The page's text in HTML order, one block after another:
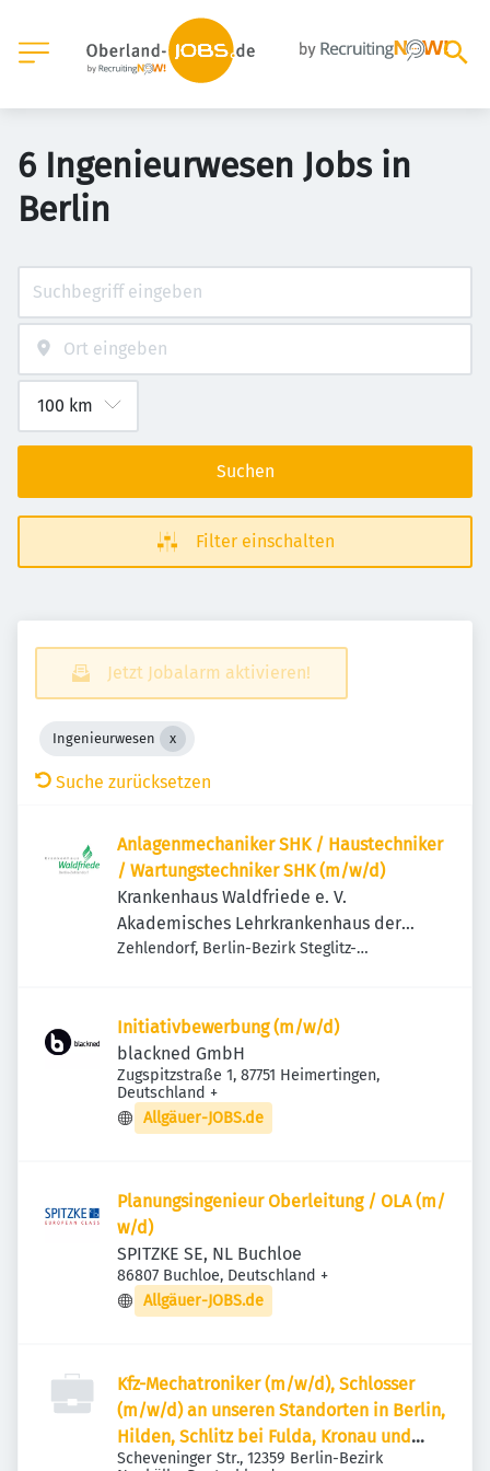
6 Ingenieurwesen Jobs in
Berlin
Suchen
Filter einschalten
Jetzt Jobalarm aktivieren!
Ingenieurwesen
Suche zurücksetzen
Anlagenmechaniker SHK / Haustechniker
/ Wartungstechniker SHK (m/w/d)
Krankenhaus Waldfriede e. V.
Akademisches Lehrkrankenhaus der
Charité
Zehlendorf, Berlin-Bezirk Steglitz-
Initiativbewerbung (m/w/d)
blackned GmbH
Zugspitzstraße 1, 87751 Heimertingen,
Deutschland +
Allgäuer-JOBS.de
Planungsingenieur Oberleitung / OLA (m/​
w/​d)
SPITZKE SE, NL Buchloe
86807 Buchloe, Deutschland +
Allgäuer-JOBS.de
Kfz-Mechatroniker (m/w/d), Schlosser
(m/w/d) an unseren Standorten in Berlin,
Hilden, Schlitz bei Fulda, Kronau und
München
Scheveninger Str., 12359 Berlin-Bezirk